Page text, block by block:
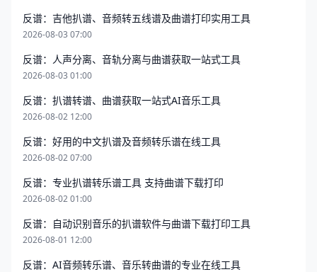
反谱：吉他扒谱、音频转五线谱及曲谱打印实用工具
2026-08-03 07:00
反谱：人声分离、音轨分离与曲谱获取一站式工具
2026-08-03 01:00
反谱：扒谱转谱、曲谱获取一站式AI音乐工具
2026-08-02 12:00
反谱：好用的中文扒谱及音频转乐谱在线工具
2026-08-02 07:00
反谱：专业扒谱转乐谱工具 支持曲谱下载打印
2026-08-02 01:00
反谱：自动识别音乐的扒谱软件与曲谱下载打印工具
2026-08-01 12:00
反谱：AI音频转乐谱、音乐转曲谱的专业在线工具